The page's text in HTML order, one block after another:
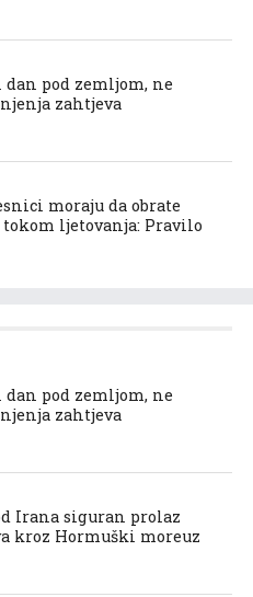
pod zemljom, ne
zahtjeva
moraju da obrate
tokom ljetovanja: Pravilo
pod zemljom, ne
zahtjeva
Irana siguran prolaz
kroz Hormuški moreuz